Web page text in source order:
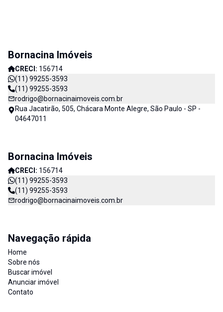
Bornacina Imóveis
CRECI: 156714
(11) 99255-3593
(11) 99255-3593
rodrigo@bornacinaimoveis.com.br
Rua Jacatirão, 505, Chácara Monte Alegre, São Paulo - SP -
04647011
Bornacina Imóveis
CRECI: 156714
(11) 99255-3593
(11) 99255-3593
rodrigo@bornacinaimoveis.com.br
Navegação rápida
Home
Sobre nós
Buscar imóvel
Anunciar imóvel
Contato